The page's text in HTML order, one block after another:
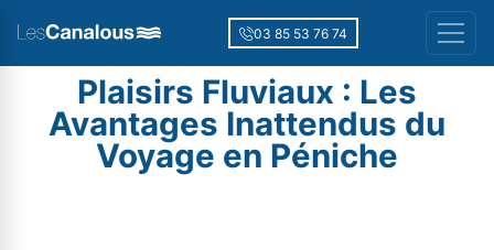
03 85 53 76 74
Plaisirs Fluviaux : Les
Avantages Inattendus du
Voyage en Péniche